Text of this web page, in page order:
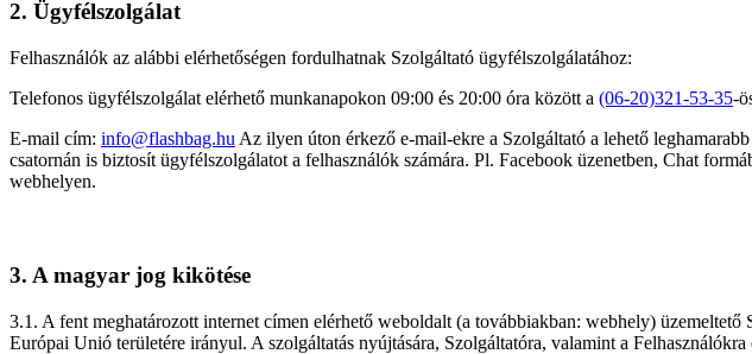
2. Ügyfélszolgálat
Felhasználók az alábbi elérhetőségen fordulhatnak Szolgáltató ügyfélszolgálatához:
Telefonos ügyfélszolgálat elérhető munkanapokon 09:00 és 20:00 óra között a (06-20)321-53-35-
E-mail cím: info@flashbag.hu Az ilyen úton érkező e-mail-ekre a Szolgáltató a lehető
csatornán is biztosít ügyfélszolgálatot a felhasználók számára. Pl. Facebook üzenetben, Chat
webhelyen.
3. A magyar jog kikötése
3.1. A fent meghatározott internet címen elérhető weboldalt (a továbbiakban: webhely)
Európai Unió területére irányul. A szolgáltatás nyújtására, Szolgáltatóra, valamint a